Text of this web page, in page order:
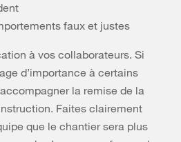
faux et justes
à vos collaborateurs. Si
d’importance à certains
la remise de la
Faites clairement
que le chantier sera plus